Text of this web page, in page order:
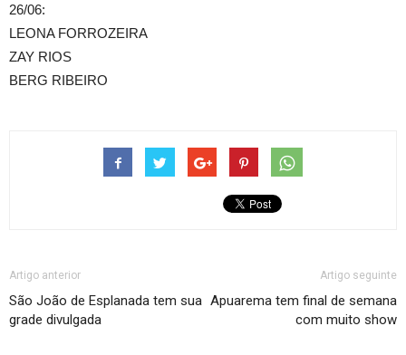
26/06:
LEONA FORROZEIRA
ZAY RIOS
BERG RIBEIRO
Artigo anterior
São João de Esplanada tem sua
grade divulgada
Artigo seguinte
Apuarema tem final de semana
com muito show